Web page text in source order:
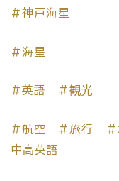
#神戸海星
#海星
#英語 #観光
#航空 #旅行 #
中高英語